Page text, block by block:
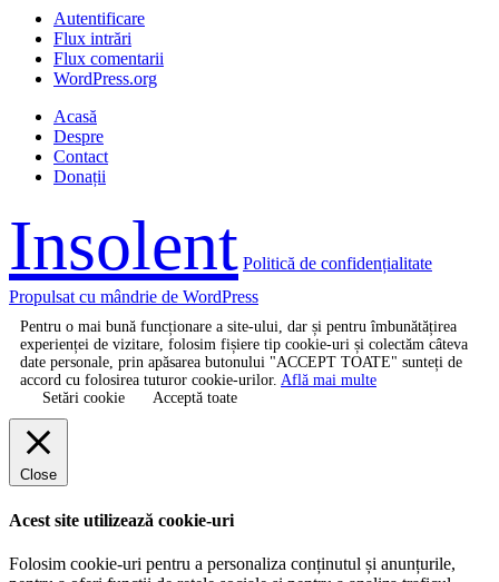
Autentificare
Flux intrări
Flux comentarii
WordPress.org
Acasă
Despre
Contact
Donații
Insolent Politică de confidențialitate
Propulsat cu mândrie de WordPress
Pentru o mai bună funcționare a site-ului, dar și pentru îmbunătățirea
experienței de vizitare, folosim fișiere tip cookie-uri și colectăm câteva
date personale, prin apăsarea butonului "ACCEPT TOATE" sunteți de
accord cu folosirea tuturor cookie-urilor. Află mai multe
Setări cookie
Acceptă toate
Close
Acest site utilizează cookie-uri
Folosim cookie-uri pentru a personaliza conținutul și anunțurile,